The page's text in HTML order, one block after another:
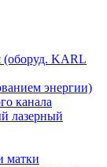
(оборуд. KARL
энергии)
канала
лазерный
матки